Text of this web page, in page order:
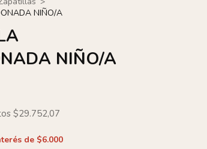
NIÑO/A
NIÑO/A
$29.752,07
de $6.000